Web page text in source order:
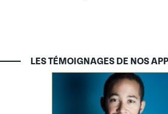
LES TÉMOIGNAGES DE NOS